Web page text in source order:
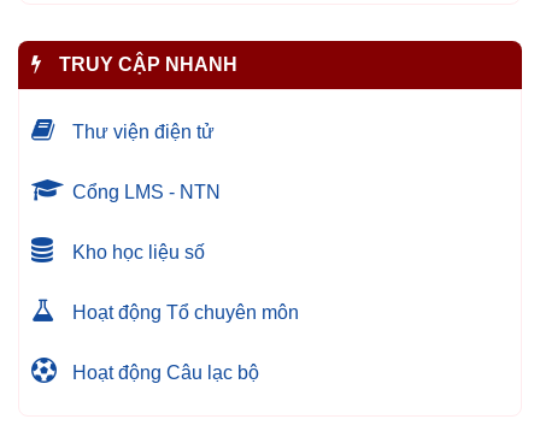
TRUY CẬP NHANH
Thư viện điện tử
Cổng LMS - NTN
Kho học liệu số
Hoạt động Tổ chuyên môn
Hoạt động Câu lạc bộ